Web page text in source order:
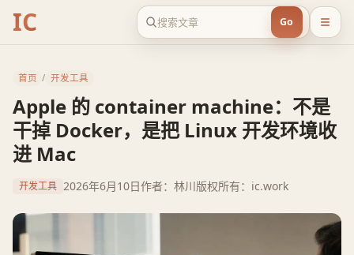
IC Go
首页 / 开发工具
Apple 的 container machine：不是
干掉 Docker，是把 Linux 开发环境收
进 Mac
开发工具 2026年6月10日作者：林川版权所有：ic.work